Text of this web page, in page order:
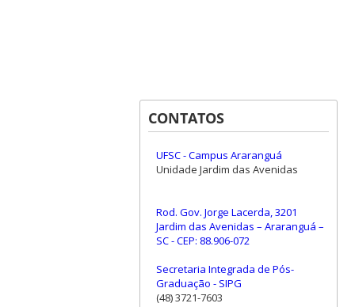
CONTATOS
UFSC - Campus Araranguá
Unidade Jardim das Avenidas
Rod. Gov. Jorge Lacerda, 3201
Jardim das Avenidas – Araranguá –
SC - CEP: 88.906-072
Secretaria Integrada de Pós-
Graduação - SIPG
(48) 3721-7603